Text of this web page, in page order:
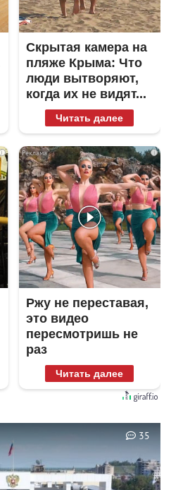
Скрытая камера на
пляже Крыма: Что
люди вытворяют,
когда их не видят...
Читать далее
i i
Ржу не переставая,
это видео
пересмотришь не
раз
Читать далее
35